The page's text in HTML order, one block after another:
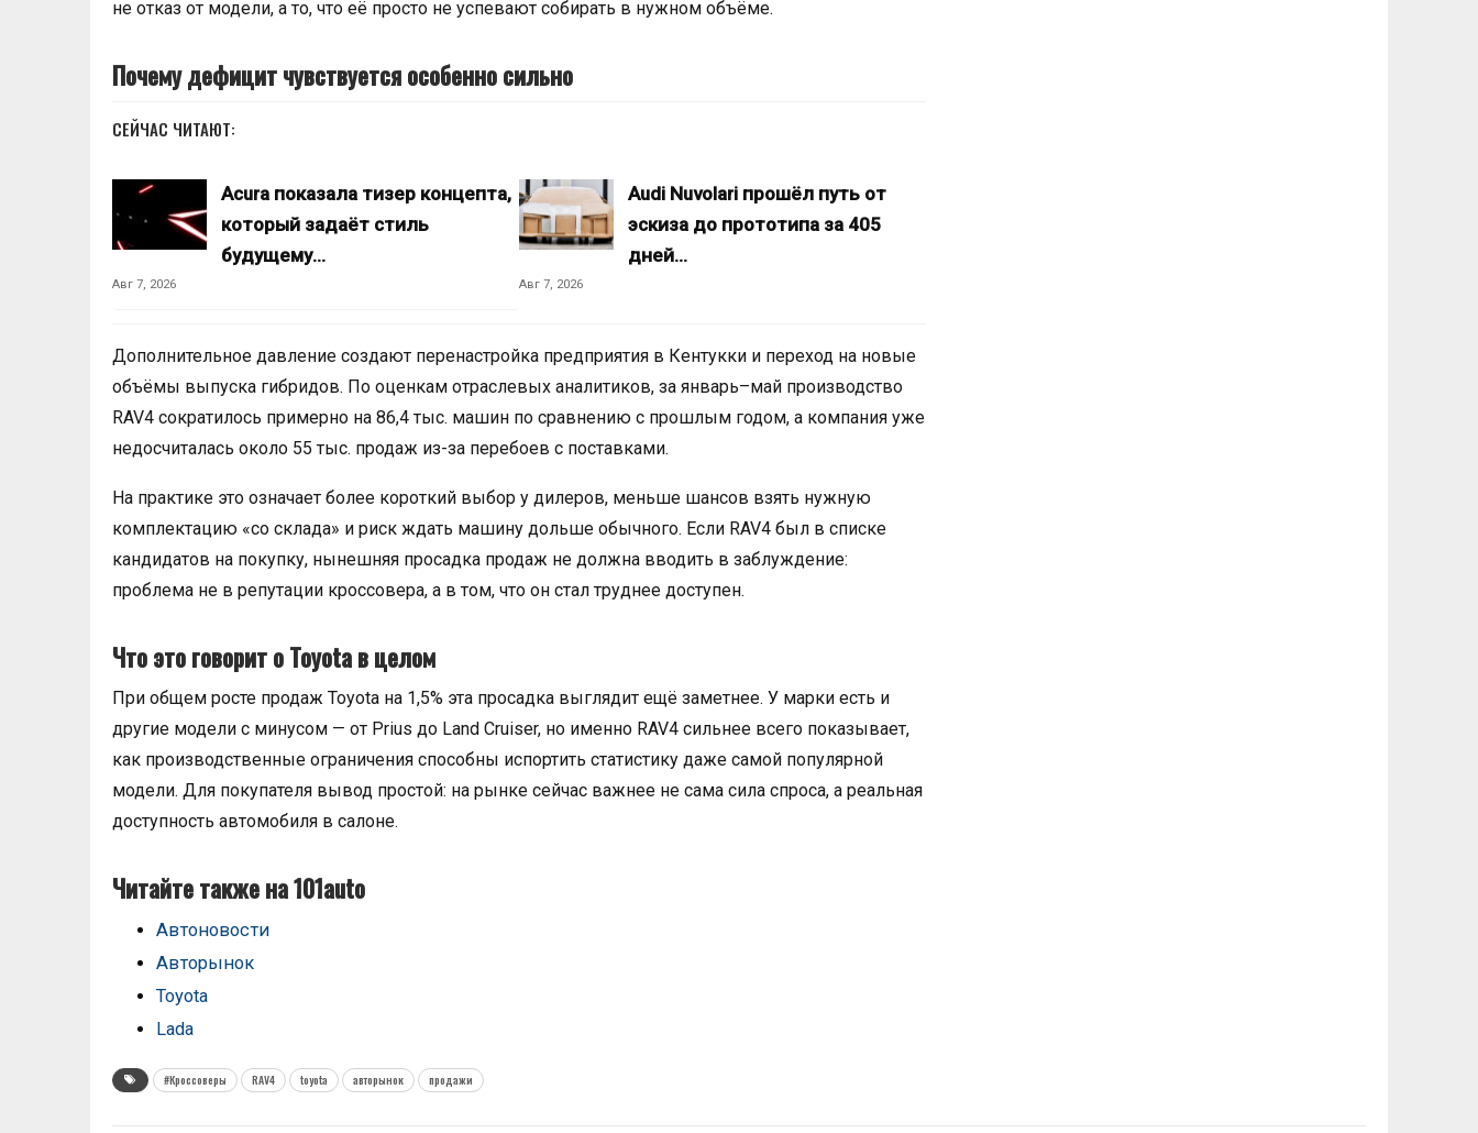
не отказ от модели, а то, что её просто не успевают собирать в нужном объёме.
Почему дефицит чувствуется особенно сильно
СЕЙЧАС ЧИТАЮТ:
Acura показала тизер концепта,
который задаёт стиль
будущему…
Авг 7, 2026
Audi Nuvolari прошёл путь от
эскиза до прототипа за 405
дней…
Авг 7, 2026
Дополнительное давление создают перенастройка предприятия в Кентукки и переход на новые
объёмы выпуска гибридов. По оценкам отраслевых аналитиков, за январь–май производство
RAV4 сократилось примерно на 86,4 тыс. машин по сравнению с прошлым годом, а компания уже
недосчиталась около 55 тыс. продаж из-за перебоев с поставками.
На практике это означает более короткий выбор у дилеров, меньше шансов взять нужную
комплектацию «со склада» и риск ждать машину дольше обычного. Если RAV4 был в списке
кандидатов на покупку, нынешняя просадка продаж не должна вводить в заблуждение:
проблема не в репутации кроссовера, а в том, что он стал труднее доступен.
Что это говорит о Toyota в целом
При общем росте продаж Toyota на 1,5% эта просадка выглядит ещё заметнее. У марки есть и
другие модели с минусом — от Prius до Land Cruiser, но именно RAV4 сильнее всего показывает,
как производственные ограничения способны испортить статистику даже самой популярной
модели. Для покупателя вывод простой: на рынке сейчас важнее не сама сила спроса, а реальная
доступность автомобиля в салоне.
Читайте также на 101auto
Автоновости
Авторынок
Toyota
Lada
#Кроссоверы RAV4 toyota авторынок продажи